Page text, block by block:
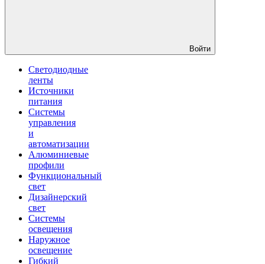
Войти
Светодиодные
ленты
Источники
питания
Системы
управления
и
автоматизации
Алюминиевые
профили
Функциональный
свет
Дизайнерский
свет
Системы
освещения
Наружное
освещение
Гибкий